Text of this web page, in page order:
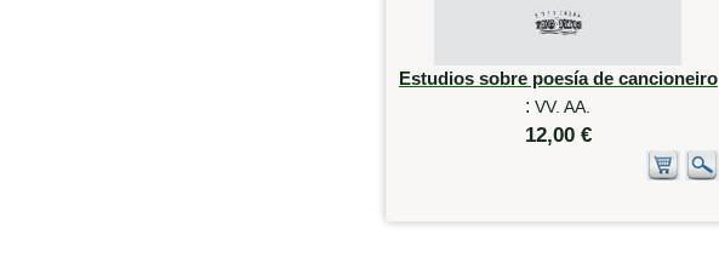
Estudios sobre poesía de cancioneiro
:VV. AA.
12,00 €